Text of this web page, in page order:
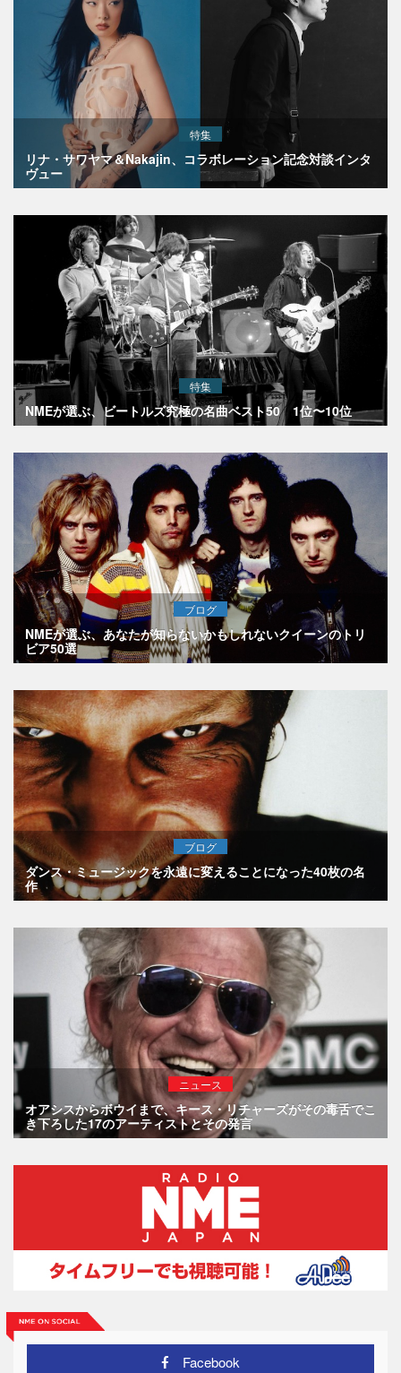
特集
リナ・サワヤマ＆Nakajin、コラボレーション記念対談インタ
ヴュー
特集
NMEが選ぶ、ビートルズ究極の名曲ベスト50 1位〜10位
ブログ
NMEが選ぶ、あなたが知らないかもしれないクイーンのトリ
ビア50選
ブログ
ダンス・ミュージックを永遠に変えることになった40枚の名
作
ニュース
オアシスからボウイまで、キース・リチャーズがその毒舌でこ
き下ろした17のアーティストとその発言
Facebook